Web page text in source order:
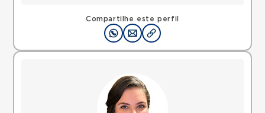
Compartilhe este perfil